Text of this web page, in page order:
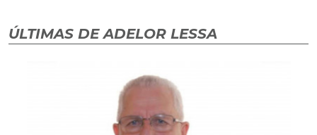
ÚLTIMAS DE ADELOR LESSA